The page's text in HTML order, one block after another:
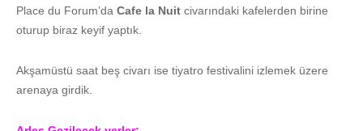
Place du Forum’da Cafe la Nuit civarındaki kafelerden birine
oturup biraz keyif yaptık.
Akşamüstü saat beş civarı ise tiyatro festivalini izlemek üzere
arenaya girdik.